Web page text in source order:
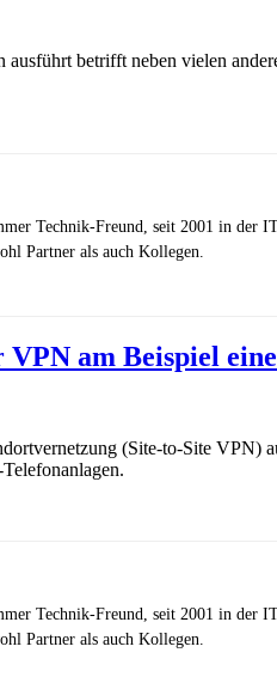
ausführt betrifft neben vielen
Technik-Freund, seit 2001 in der
Partner als auch Kollegen.
am Beispiel
(Site-to-Site
Telefonanlagen.
Technik-Freund, seit 2001 in der
Partner als auch Kollegen.